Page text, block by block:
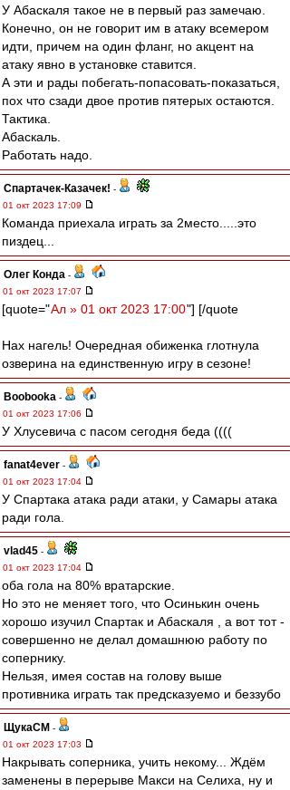
У Абаскаля такое не в первый раз замечаю.
Конечно, он не говорит им в атаку всемером
идти, причем на один фланг, но акцент на
атаку явно в установке ставится.
А эти и рады побегать-попасовать-показаться,
пох что сзади двое против пятерых остаются.
Тактика.
Абаскаль.
Работать надо.
Спартачек-Казачек! -
01 окт 2023 17:09
Команда приехала играть за 2место.....это
пиздец...
Олег Конда -
01 окт 2023 17:07
[quote="Ал » 01 окт 2023 17:00"] [/quote
Нах нагель! Очередная обиженка глотнула
озверина на единственную игру в сезоне!
Boobooka -
01 окт 2023 17:06
У Хлусевича с пасом сегодня беда ((((
fanat4ever -
01 окт 2023 17:04
У Спартака атака ради атаки, у Самары атака
ради гола.
vlad45 -
01 окт 2023 17:04
оба гола на 80% вратарские.
Но это не меняет того, что Осинькин очень
хорошо изучил Спартак и Абаскаля , а вот тот -
совершенно не делал домашнюю работу по
сопернику.
Нельзя, имея состав на голову выше
противника играть так предсказуемо и беззубо
ЩукаСМ -
01 окт 2023 17:03
Накрывать соперника, учить некому... Ждём
заменены в перерыве Макси на Селиха, ну и